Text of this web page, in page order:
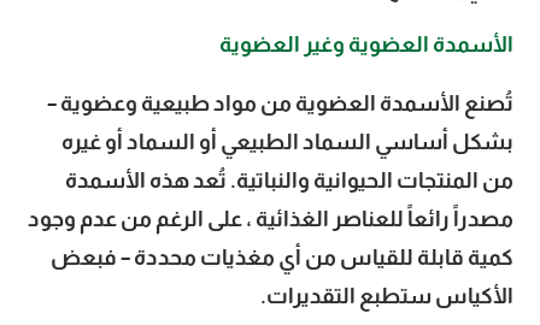
الأسمدة العضوية وغير العضوية
تُصنع الأسمدة العضوية من مواد طبيعية وعضوية –
بشكل أساسي السماد الطبيعي أو السماد أو غيره
من المنتجات الحيوانية والنباتية. تُعد هذه الأسمدة
مصدراً رائعاً للعناصر الغذائية ، على الرغم من عدم وجود
كمية قابلة للقياس من أي مغذيات محددة – فبعض
الأكياس ستطبع التقديرات.